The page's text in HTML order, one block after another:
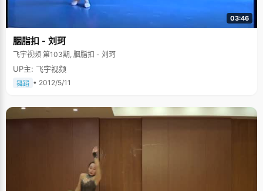
03:46
胭脂扣 - 刘珂
飞宇视频 第103期, 胭脂扣 - 刘珂
UP主: 飞宇视频
舞蹈 • 2012/5/11